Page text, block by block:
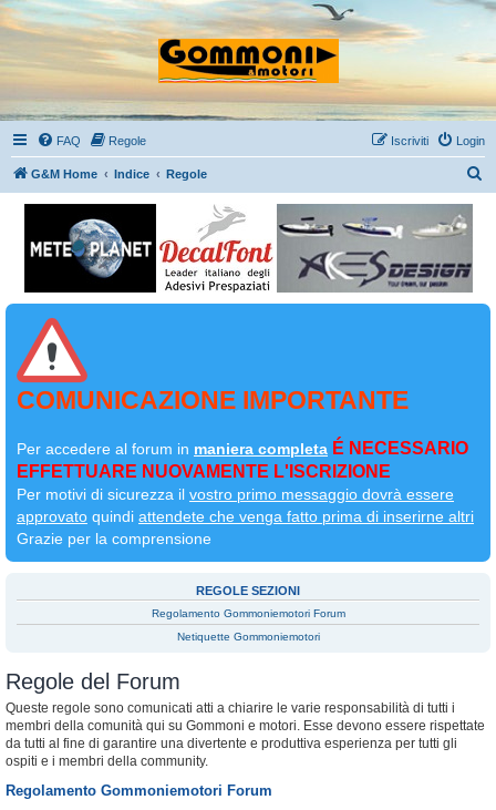
FAQ Regole Login
Iscriviti
G&M Home Indice Regole
COMUNICAZIONE IMPORTANTE
Per accedere al forum in maniera completa É NECESSARIO
EFFETTUARE NUOVAMENTE L'ISCRIZIONE
Per motivi di sicurezza il vostro primo messaggio dovrà essere
approvato quindi attendete che venga fatto prima di inserirne altri
Grazie per la comprensione
REGOLE SEZIONI
Regolamento Gommoniemotori Forum
Netiquette Gommoniemotori
Regole del Forum
Queste regole sono comunicati atti a chiarire le varie responsabilità di tutti i
membri della comunità qui su Gommoni e motori. Esse devono essere rispettate
da tutti al fine di garantire una divertente e produttiva esperienza per tutti gli
ospiti e i membri della community.
Regolamento Gommoniemotori Forum